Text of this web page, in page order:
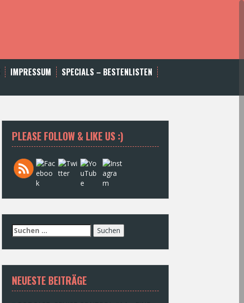
IMPRESSUM
SPECIALS – BESTENLISTEN
PLEASE FOLLOW & LIKE US :)
S
u
c
e
n
n
NEUESTE BEITRÄGE